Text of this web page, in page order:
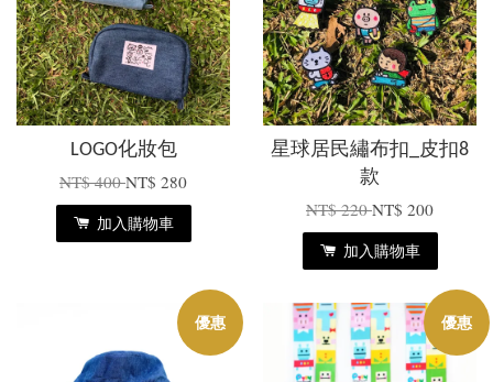
LOGO化妝包
NT$ 400NT$ 280
加入購物車
星球居民繡布扣_皮扣8
款
NT$ 220NT$ 200
加入購物車
優惠 優惠